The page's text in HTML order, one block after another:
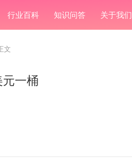
行业百科 知识问答 关于我们
文
一桶